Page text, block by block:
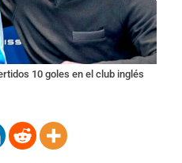
10 goles en el club inglés